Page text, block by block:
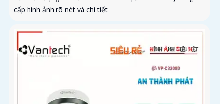
cấp hình ảnh rõ nét và chi tiết